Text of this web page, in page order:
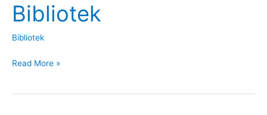
Bibliotek
Bibliotek
kategorin
Bibliotek
Read More »